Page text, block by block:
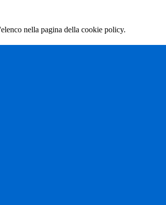
nella pagina della cookie policy.